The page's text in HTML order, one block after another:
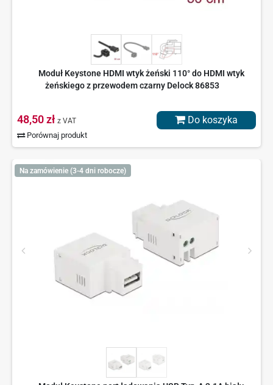
Moduł Keystone HDMI wtyk żeński 110° do HDMI wtyk
żeńskiego z przewodem czarny Delock 86853
48,50 zł z VAT
Porównaj produkt
Do koszyka
Na zamówienie (3-4 dni robocze)